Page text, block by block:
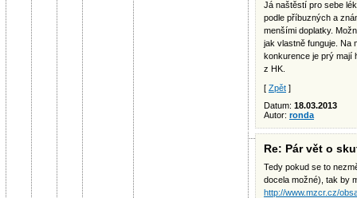
Já naštěstí pro sebe
podle příbuzných a
menšími doplatky.
jak vlastně funguje. Na
konkurence je prý mají
z HK.
[ Zpět ]
Datum: 18.03.2013
Autor: ronda
Re: Pár vět o
Tedy pokud se to
docela možné), tak by
http://www.mzcr.cz/